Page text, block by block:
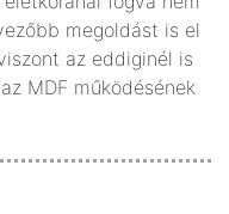
megoldást is el
az eddiginél is
MDF működésének